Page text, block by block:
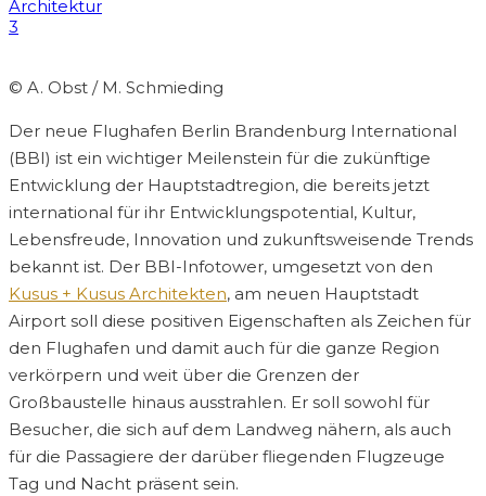
Architektur
3
© A. Obst / M. Schmieding
Der neue Flughafen Berlin Brandenburg International
(BBI) ist ein wichtiger Meilenstein für die zukünftige
Entwicklung der Hauptstadtregion, die bereits jetzt
international für ihr Entwicklungspotential, Kultur,
Lebensfreude, Innovation und zukunftsweisende Trends
bekannt ist. Der BBI-Infotower, umgesetzt von den
Kusus + Kusus Architekten, am neuen Hauptstadt
Airport soll diese positiven Eigenschaften als Zeichen für
den Flughafen und damit auch für die ganze Region
verkörpern und weit über die Grenzen der
Großbaustelle hinaus ausstrahlen. Er soll sowohl für
Besucher, die sich auf dem Landweg nähern, als auch
für die Passagiere der darüber fliegenden Flugzeuge
Tag und Nacht präsent sein.